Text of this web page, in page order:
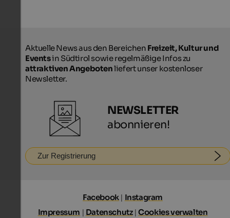
Aktuelle News aus den Bereichen Freizeit, Kultur und
Eventsin Südtirol sowie regelmäßige Infos zu
attraktiven Angebotenliefert unser kostenloser
Newsletter.
NEWSLETTER
abonnieren!
Zur Registrierung
Facebook| Instagram
Impressum | Datenschutz|Cookies verwalten